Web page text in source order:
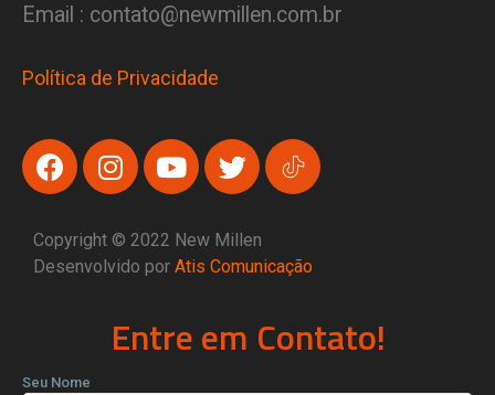
Email : contato@newmillen.com.br
Política de Privacidade
Copyright © 2022 New Millen
Desenvolvido por Atis Comunicação
Entre em Contato!
Seu Nome